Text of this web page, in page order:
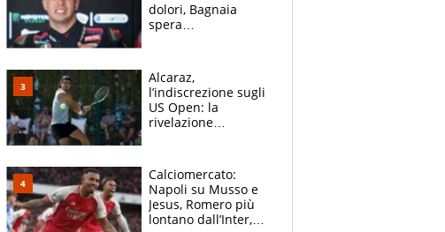
dolori, Bagnaia
spera
e vota Aprilia
Alcaraz,
l’indiscrezione sugli
US Open: la
rivelazione
B. Rune verso la
rinuncia
Calciomercato:
Napoli su Musso e
Jesus, Romero più
lontano dall’Inter,